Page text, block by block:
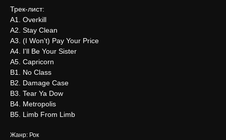
Трек-лист:
А1. Overkill
А2. Stay Clean
А3. (I Won't) Pay Your Price
А4. I'll Be Your Sister
А5. Capricorn
В1. No Class
В2. Damage Case
В3. Tear Ya Dow
В4. Metropolis
В5. Limb From Limb
Жанр: Рок